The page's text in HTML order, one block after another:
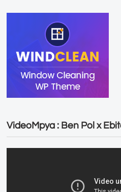
VideoMpya : Ben Pol x